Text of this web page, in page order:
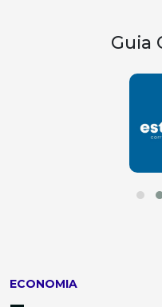
Guia
ECONOMIA